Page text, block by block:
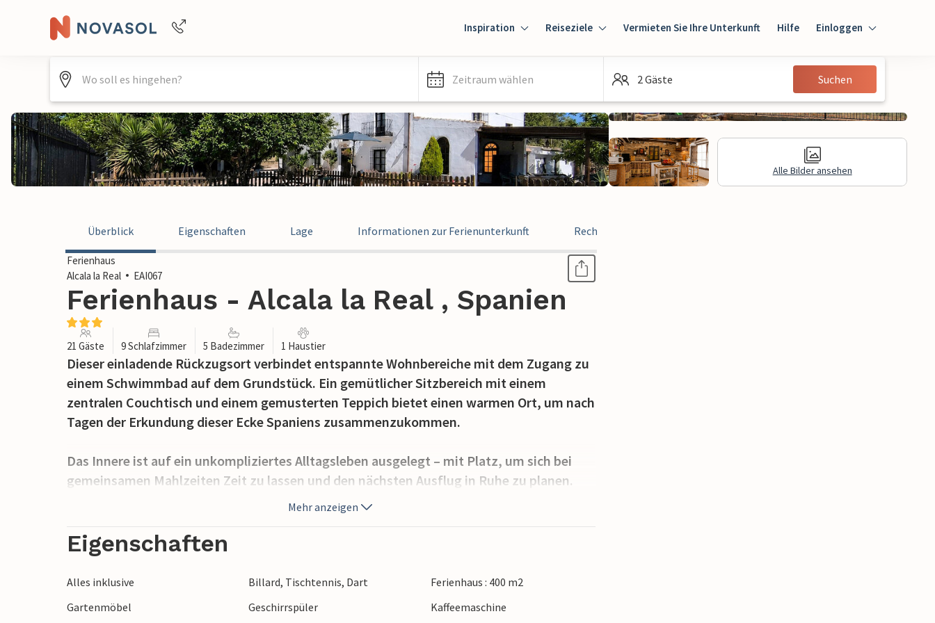
Inspiration Reiseziele Vermieten Sie Ihre Unterkunft Hilfe Einloggen
Einloggen
Gast
Zeitraum wählen 2 Gäste Suchen
Alle Bilder ansehen
Überblick Eigenschaften Lage Informationen zur Ferienunterkunft Rechtliche Informationen
Ferienhaus
Alcala la Real
EAI067
Ferienhaus - Alcala la Real , Spanien
21 Gäste 9 Schlafzimmer 5 Badezimmer 1 Haustier
Dieser einladende Rückzugsort verbindet entspannte Wohnbereiche mit dem Zugang zu
einem Schwimmbad auf dem Grundstück. Ein gemütlicher Sitzbereich mit einem
zentralen Couchtisch und einem gemusterten Teppich bietet einen warmen Ort, um nach
Tagen der Erkundung dieser Ecke Spaniens zusammenzukommen.
Das Innere ist auf ein unkompliziertes Alltagsleben ausgelegt – mit Platz, um sich bei
gemeinsamen Mahlzeiten Zeit zu lassen und den nächsten Ausflug in Ruhe zu planen.
Draußen steht Ihnen das Becken jederzeit für eine erfrischende Abkühlung zur
Verfügung, wenn Sie eine Pause von Ihren Besichtigungstouren brauchen.
Wenn Ihnen der Sinn nach Unternehmungen steht, können Sie nach Alcalá la Real
hinüberfahren, wo Sie örtliche Geschäfte, Cafés und Restaurants finden. Alcalá la Real ist
ist, die über den umliegenden, olivenbestandenen Hügeln thront. Besucherinnen und
Mehr anzeigen
Eigenschaften
Alles inklusive Billard, Tischtennis, Dart
Ferienhaus : 400 m2
Gartenmöbel
Geschirrspüler
Kaffeemaschine